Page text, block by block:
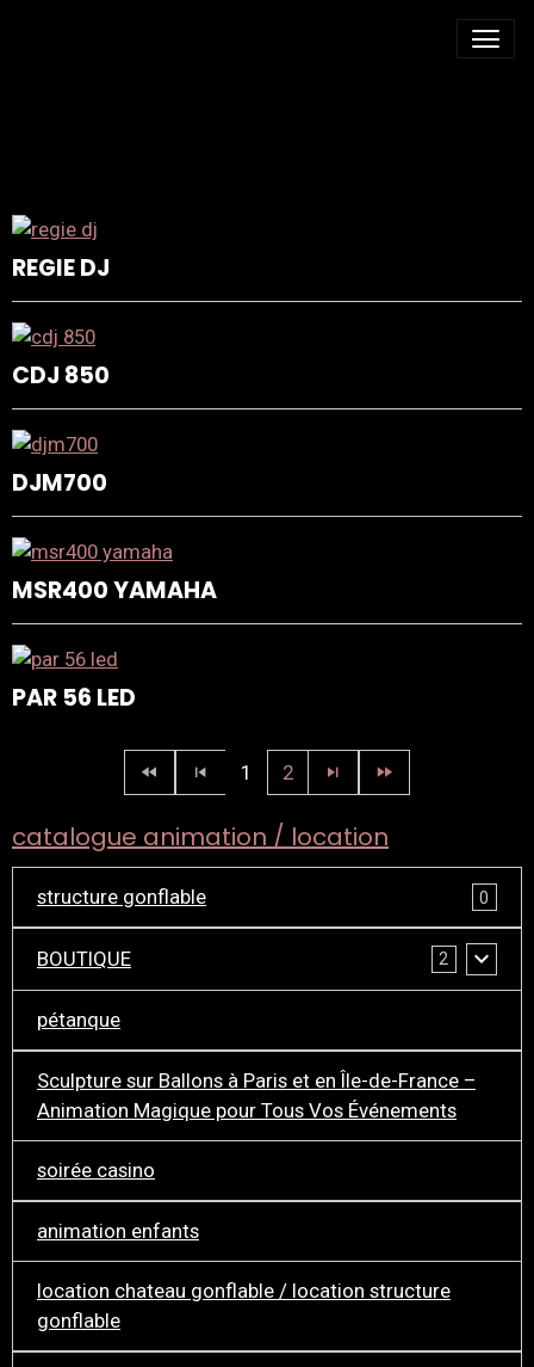
REGIE DJ
CDJ 850
DJM700
MSR400 YAMAHA
PAR 56 LED
1 2
catalogue animation / location
structure gonflable 0
BOUTIQUE 2
pétanque
Sculpture sur Ballons à Paris et en Île-de-France –
Animation Magique pour Tous Vos Événements
soirée casino
animation enfants
location chateau gonflable / location structure
gonflable